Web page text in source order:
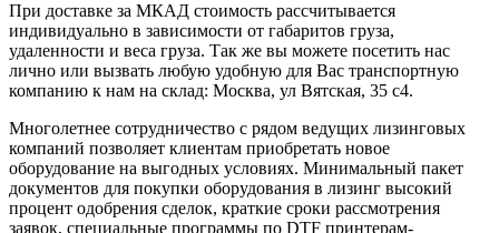
При доставке за МКАД стоимость рассчитывается
индивидуально в зависимости от габаритов груза,
удаленности и веса груза. Так же вы можете посетить нас
лично или вызвать любую удобную для Вас транспортную
компанию к нам на склад: Москва, ул Вятская, 35 c4.
Многолетнее сотрудничество с рядом ведущих лизинговых
компаний позволяет клиентам приобретать новое
оборудование на выгодных условиях. Минимальный пакет
документов для покупки оборудования в лизинг высокий
процент одобрения сделок, краткие сроки рассмотрения
заявок, специальные программы по DTF принтерам-